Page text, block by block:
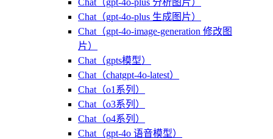
Chat（gpt-4o-plus 生成图片）
Chat（gpt-4o-image-generation 修改图
片）
Chat（gpts模型）
Chat（chatgpt-4o-latest）
Chat（o1系列）
Chat（o3系列）
Chat（o4系列）
Chat（gpt-4o 语音模型）